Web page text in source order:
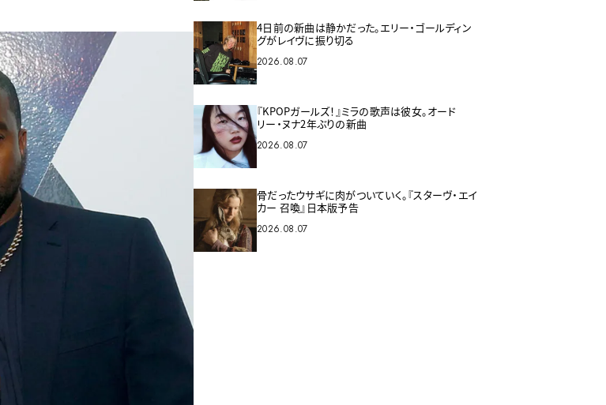
4日前の新曲は静かだった。エリー・ゴールディン
グがレイヴに振り切る
2026.08.07
『KPOPガールズ！』ミラの歌声は彼女。オード
リー・ヌナ2年ぶりの新曲
2026.08.07
骨だったウサギに肉がついていく。『スターヴ・エイ
カー 召喚』日本版予告
2026.08.07